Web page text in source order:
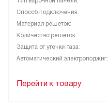
Способ подключения:
Материал решеток:
Количество решеток:
Защита от утечки газа:
Автоматический электроподжиг:
Перейти к товару